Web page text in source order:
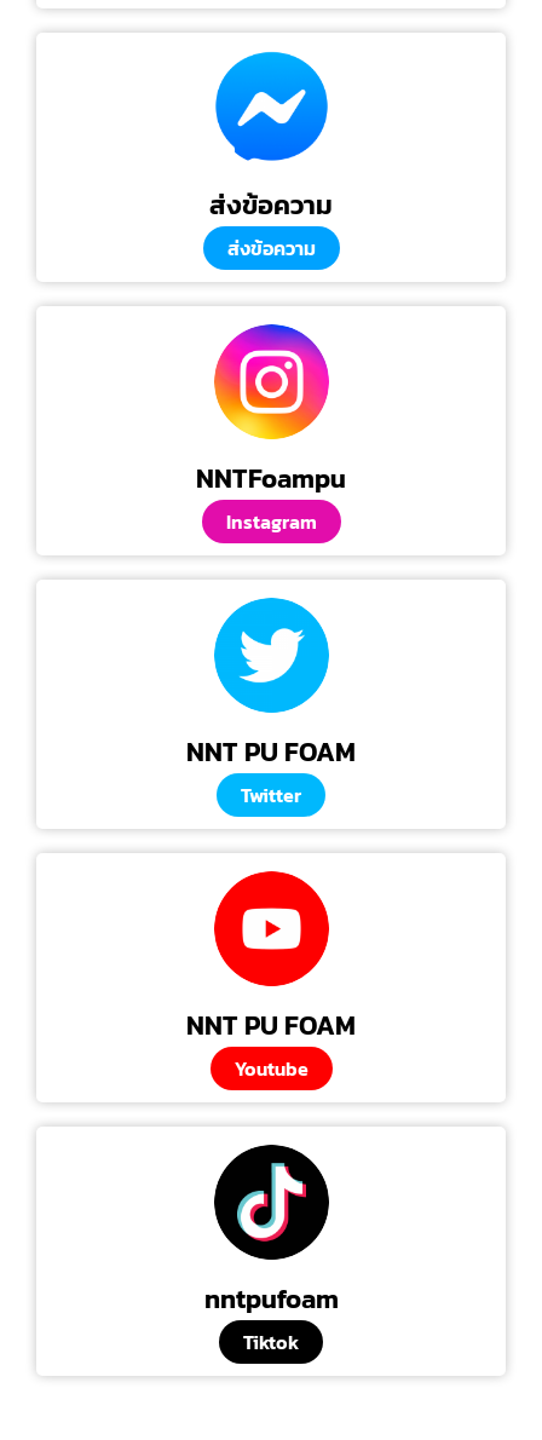
ส่งข้อความ
ส่งข้อความ
NNTFoampu
Instagram
NNT PU FOAM
Twitter
NNT PU FOAM
Youtube
nntpufoam
Tiktok